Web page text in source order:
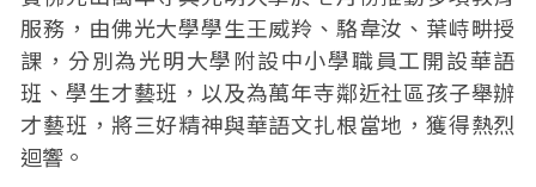
服務，由佛光大學學生王威羚、駱韋汝、葉峙畊授
課，分別為光明大學附設中小學職員工開設華語
班、學生才藝班，以及為萬年寺鄰近社區孩子舉辦
才藝班，將三好精神與華語文扎根當地，獲得熱烈
迴響。